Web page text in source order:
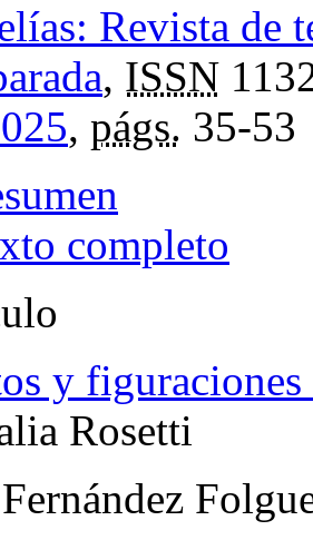
Revista de
, ISSN
, págs. 35-53
completo
y
Rosetti